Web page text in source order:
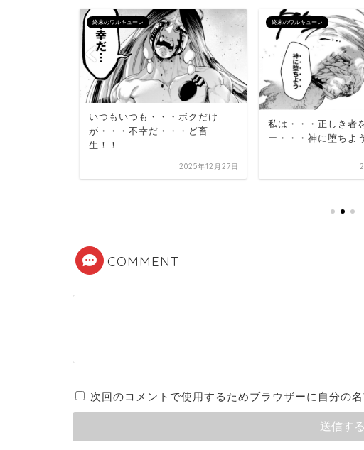
終末のワルキューレ
いつもいつも・・・ボクだけ
が・・・不幸だ・・・ど畜
生！！
2025年12月27日
終末のワルキューレ
私は・・・正しき者
ー・・・神に堕ちよう
COMMENT
次回のコメントで使用するためブラウザーに自分の